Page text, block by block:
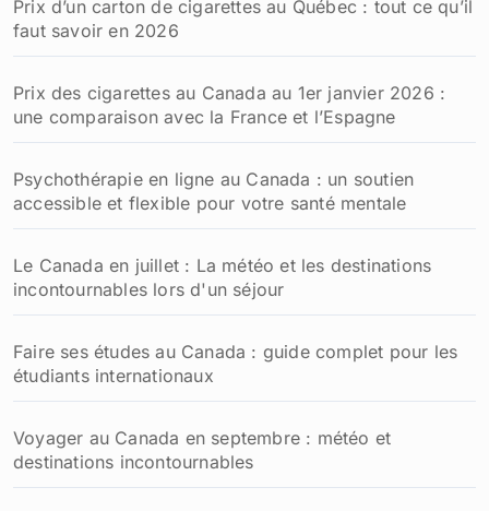
Prix d’un carton de cigarettes au Québec : tout ce qu’il
faut savoir en 2026
Prix des cigarettes au Canada au 1er janvier 2026 :
une comparaison avec la France et l’Espagne
Psychothérapie en ligne au Canada : un soutien
accessible et flexible pour votre santé mentale
Le Canada en juillet : La météo et les destinations
incontournables lors d'un séjour
Faire ses études au Canada : guide complet pour les
étudiants internationaux
Voyager au Canada en septembre : météo et
destinations incontournables